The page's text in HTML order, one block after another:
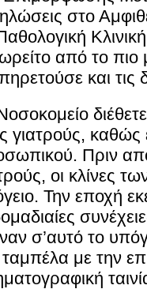
στο
από το πιο
και τις
γιατρούς, καθώς
Πριν
οι κλίνες
Την εποχή
σ’αυτό το
ταμπέλα με την